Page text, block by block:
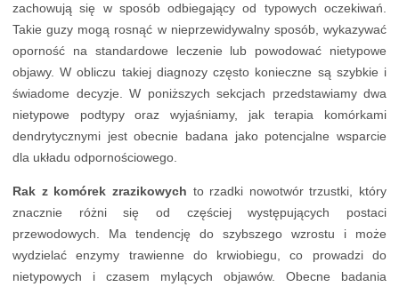
zachowują się w sposób odbiegający od typowych oczekiwań.
Takie guzy mogą rosnąć w nieprzewidywalny sposób, wykazywać
oporność na standardowe leczenie lub powodować nietypowe
objawy. W obliczu takiej diagnozy często konieczne są szybkie i
świadome decyzje. W poniższych sekcjach przedstawiamy dwa
nietypowe podtypy oraz wyjaśniamy, jak terapia komórkami
dendrytycznymi jest obecnie badana jako potencjalne wsparcie
dla układu odpornościowego.
Rak z komórek zrazikowych to rzadki nowotwór trzustki, który
znacznie różni się od częściej występujących postaci
przewodowych. Ma tendencję do szybszego wzrostu i może
wydzielać enzymy trawienne do krwiobiegu, co prowadzi do
nietypowych i czasem mylących objawów. Obecne badania